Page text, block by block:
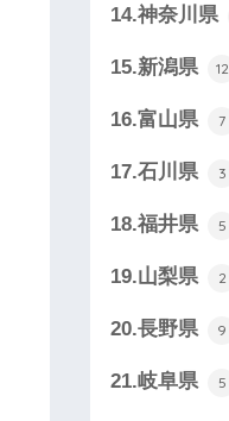
14.神奈川県
15.新潟県 12
16.富山県 7
17.石川県 3
18.福井県 5
19.山梨県 2
20.長野県 9
21.岐阜県 5